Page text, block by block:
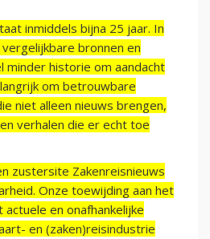
inmiddels bijna 25 jaar. In
bronnen en
minder historie om aandacht
om betrouwbare
niet alleen nieuws brengen,
verhalen die er echt toe
zustersite Zakenreisnieuws
Onze toewijding aan het
en onafhankelijke
en (zaken)reisindustrie